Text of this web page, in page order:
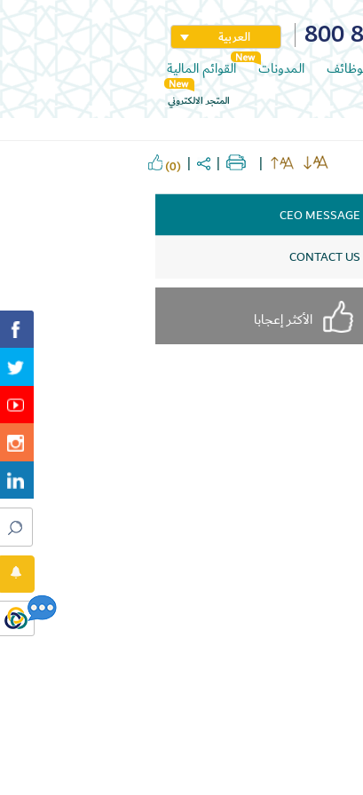
800 العربية
المدونات القوائم المالية
المتجر الالكتروني
(0)
CEO MESSAGE
CONTACT US
الأكثر إعجابا